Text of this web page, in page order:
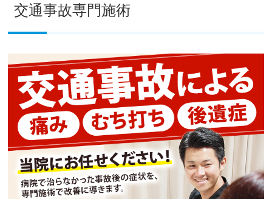
交通事故専門施術